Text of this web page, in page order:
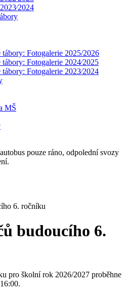
tábory: Fotogalerie 2025/2026
tábory: Fotogalerie 2024⁄2025
tábory: Fotogalerie 2023⁄2024
MŠ
pouze ráno, odpolední svozy
6. ročníku
budoucího 6.
pro školní rok 2026/2027 proběhne